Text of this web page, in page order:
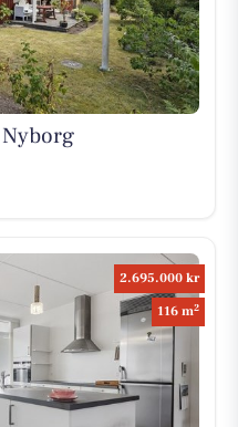
2.695.000 kr
116 m2